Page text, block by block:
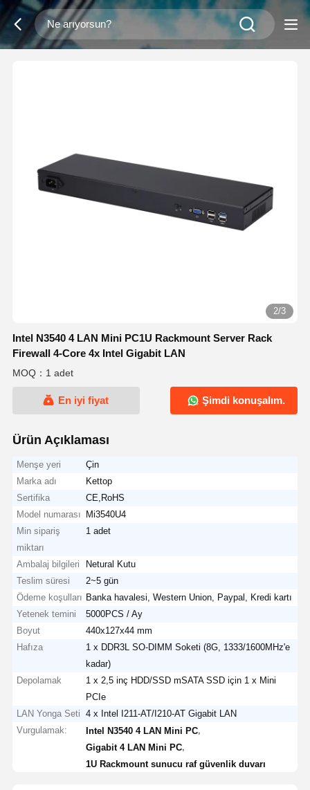
2/3
Intel N3540 4 LAN Mini PC1U Rackmount Server Rack
Firewall 4-Core 4x Intel Gigabit LAN
MOQ：1 adet
En iyi fiyat Şimdi konuşalım.
Ürün Açıklaması
Menşe yeri
Çin
Marka adı
Kettop
Sertifika
CE,RoHS
Model numarası
Mi3540U4
Min sipariş
miktarı
1 adet
Ambalaj bilgileri
Netural Kutu
Teslim süresi
2~5 gün
Ödeme koşulları Banka havalesi, Western Union, Paypal, Kredi kartı
Yetenek temini
5000PCS / Ay
Boyut
440x127x44 mm
Hafıza
1 x DDR3L SO-DIMM Soketi (8G, 1333/1600MHz'e
kadar)
Depolamak
1 x 2,5 inç HDD/SSD mSATA SSD için 1 x Mini
PCIe
LAN Yonga Seti
4 x Intel I211-AT/I210-AT Gigabit LAN
Vurgulamak:
Intel N3540 4 LAN Mini PC
Gigabit 4 LAN Mini PC
1U Rackmount sunucu raf güvenlik duvarı